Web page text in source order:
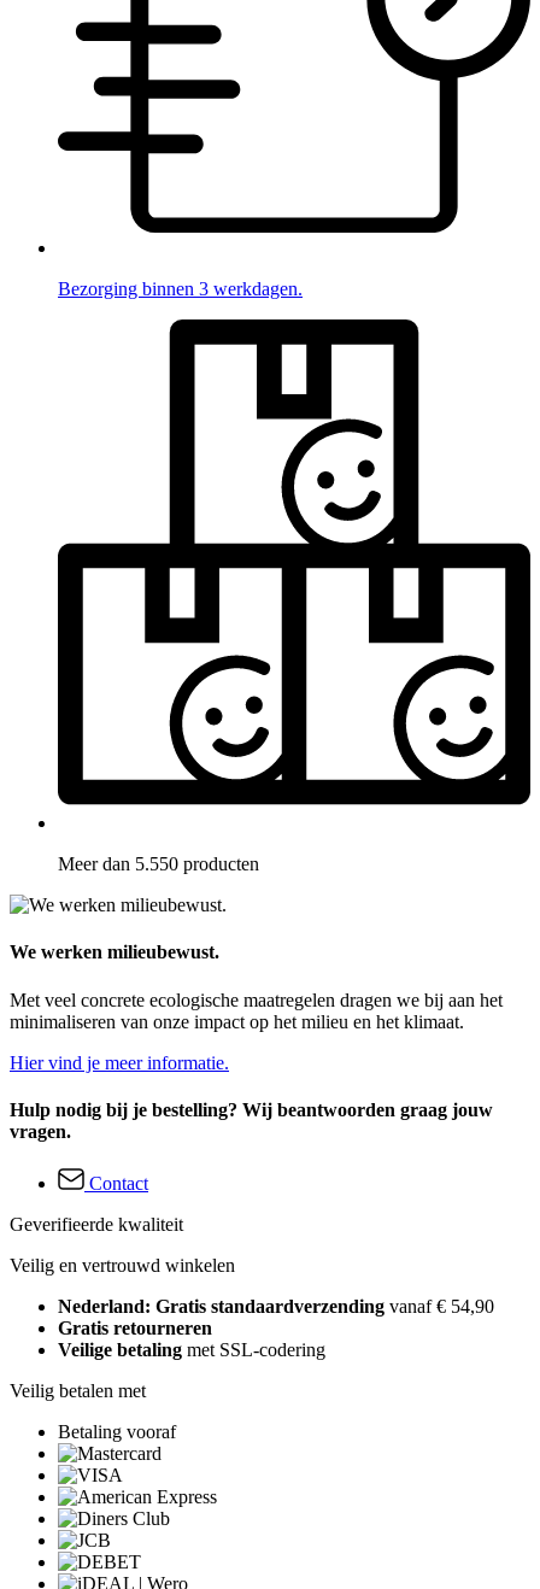
Bezorging binnen 3 werkdagen.
Meer dan 5.550 producten
We werken milieubewust.
Met veel concrete ecologische maatregelen dragen we bij aan het
minimaliseren van onze impact op het milieu en het klimaat.
Hier vind je meer informatie.
Hulp nodig bij je bestelling? Wij beantwoorden graag jouw
vragen.
Contact
Geverifieerde kwaliteit
Veilig en vertrouwd winkelen
Nederland: Gratis standaardverzending vanaf € 54,90
Gratis retourneren
Veilige betaling met SSL-codering
Veilig betalen met
Betaling vooraf